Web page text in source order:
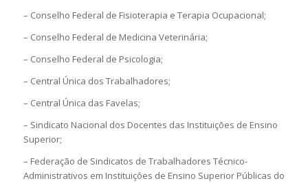
– Conselho Federal de Fisioterapia e Terapia Ocupacional;
– Conselho Federal de Medicina Veterinária;
– Conselho Federal de Psicologia;
– Central Única dos Trabalhadores;
– Central Única das Favelas;
– Sindicato Nacional dos Docentes das Instituições de Ensino
Superior;
– Federação de Sindicatos de Trabalhadores Técnico-
Administrativos em Instituições de Ensino Superior Públicas do